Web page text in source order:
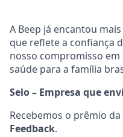
A Beep já encantou
que reflete a confiança
nosso compromisso
saúde para a família
Selo – Empresa que
Recebemos o prêmio da
Feedback.